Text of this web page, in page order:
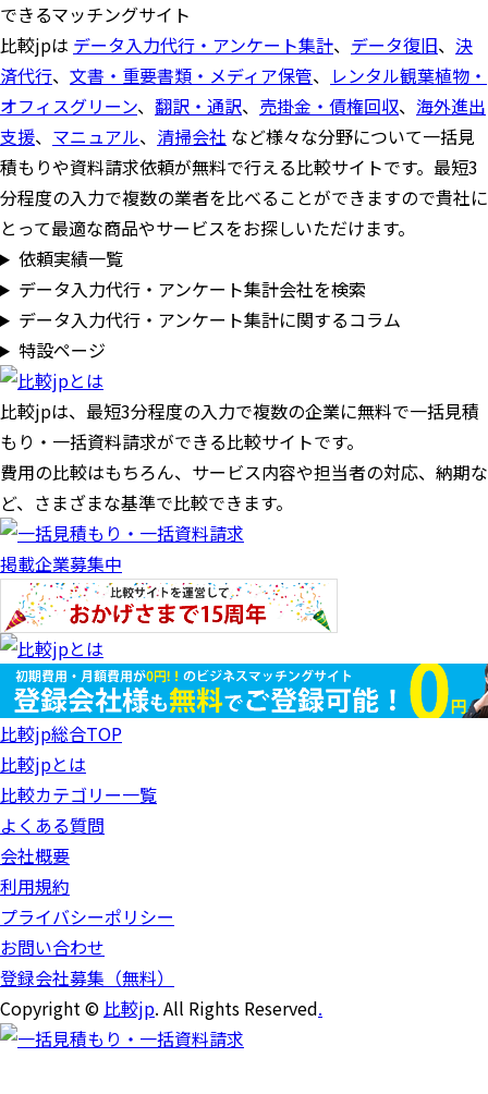
できるマッチングサイト
比較jpは データ入力代行・アンケート集計、 データ復旧、 決
済代行、 文書・重要書類・メディア保管、 レンタル観葉植物・
オフィスグリーン、 翻訳・通訳、 売掛金・債権回収、 海外進出
支援、 マニュアル、 清掃会社 など様々な分野について一括見
積もりや資料請求依頼が無料で行える比較サイトです。最短3
分程度の入力で複数の業者を比べることができますので貴社に
とって最適な商品やサービスをお探しいただけます。
依頼実績一覧
データ入力代行・アンケート集計会社を検索
データ入力代行・アンケート集計に関するコラム
特設ページ
比較jpは、 最短3分程度の入力で複数の企業に無料で一括見積
もり・一括資料請求ができる比較サイトです。
費用の比較はもちろん、サービス内容や担当者の対応、納期な
ど、さまざまな基準で比較できます。
掲載企業募集中
比較jp総合TOP
比較jpとは
比較カテゴリー一覧
よくある質問
会社概要
利用規約
プライバシーポリシー
お問い合わせ
登録会社募集（無料）
Copyright ©比較jp. All Rights Reserved.